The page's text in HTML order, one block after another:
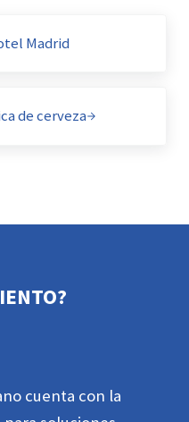
Madrid
de cerveza
cuenta con la